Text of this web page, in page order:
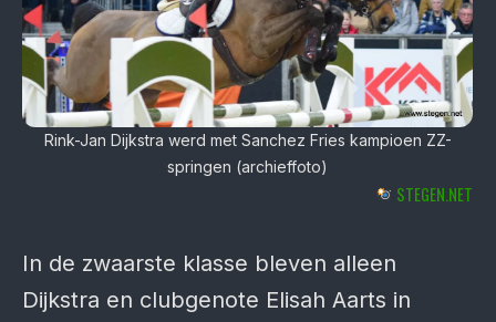
Rink-Jan Dijkstra werd met Sanchez Fries kampioen ZZ-
springen (archieffoto)
STEGEN.NET
In de zwaarste klasse bleven alleen
Dijkstra en clubgenote Elisah Aarts in